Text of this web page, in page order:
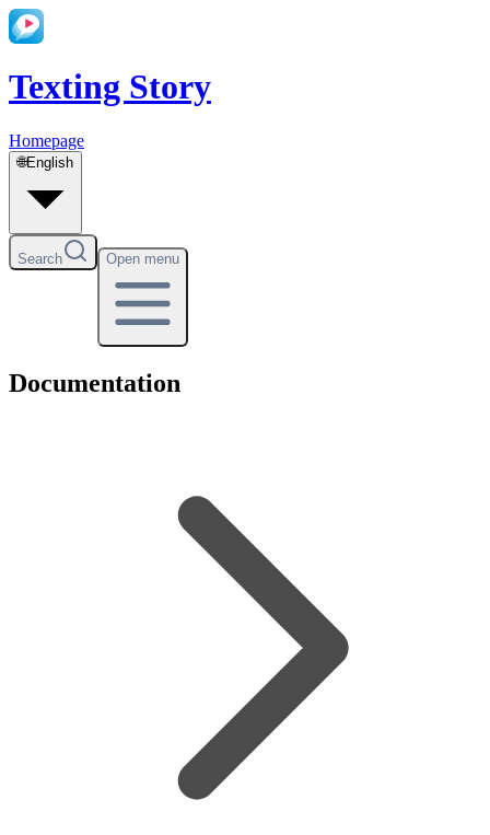
Texting Story
Homepage
🌐English
Search Open menu
Documentation